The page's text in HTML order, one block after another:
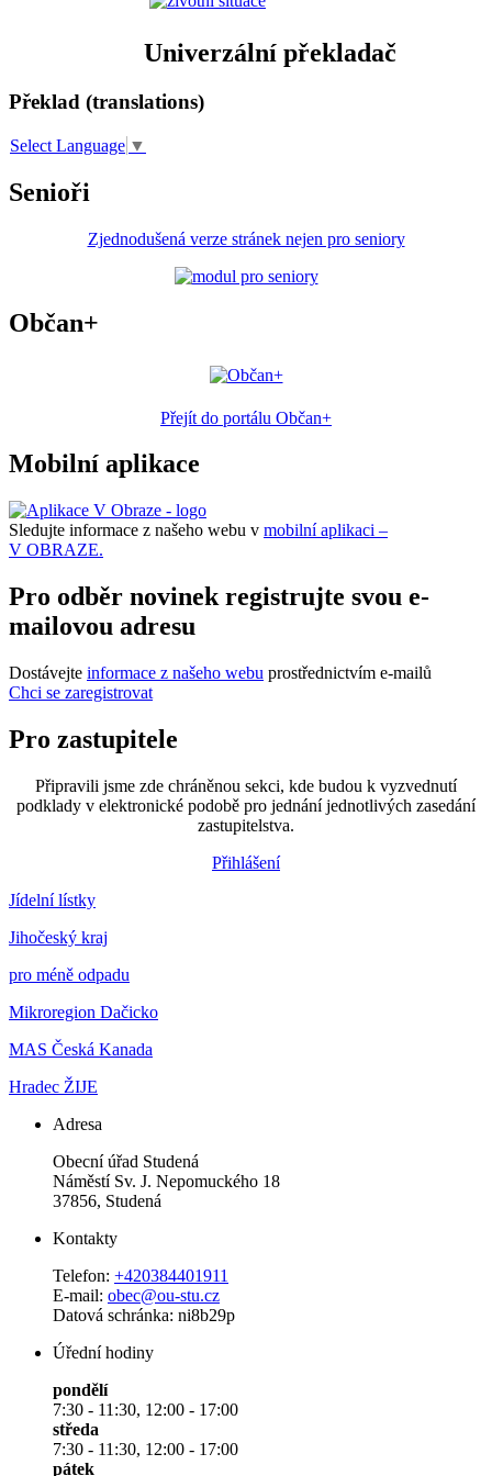
Univerzální překladač
Překlad (translations)
Select Language ▼
Senioři
Zjednodušená verze stránek nejen pro seniory
Občan+
Přejít do portálu Občan+
Mobilní aplikace
Sledujte informace z našeho webu v mobilní aplikaci –
V OBRAZE.
Pro odběr novinek registrujte svou e-
mailovou adresu
Dostávejte informace z našeho webu prostřednictvím e-mailů
Chci se zaregistrovat
Pro zastupitele
Připravili jsme zde chráněnou sekci, kde budou k vyzvednutí
podklady v elektronické podobě pro jednání jednotlivých zasedání
zastupitelstva.
Přihlášení
Jídelní lístky
Jihočeský kraj
pro méně odpadu
Mikroregion Dačicko
MAS Česká Kanada
Hradec ŽIJE
Adresa
Obecní úřad Studená
Náměstí Sv. J. Nepomuckého 18
37856, Studená
Kontakty
Telefon: +420384401911
E-mail: obec@ou-stu.cz
Datová schránka: ni8b29p
Úřední hodiny
pondělí
7:30 - 11:30, 12:00 - 17:00
středa
7:30 - 11:30, 12:00 - 17:00
pátek